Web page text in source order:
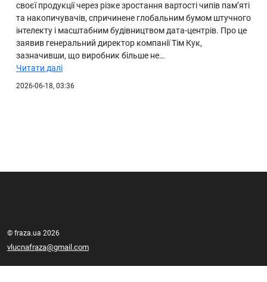
своєї продукції через різке зростання вартості чипів пам’яті
та накопичувачів, спричинене глобальним бумом штучного
інтелекту і масштабним будівництвом дата-центрів. Про це
заявив генеральний директор компанії Тім Кук,
зазначивши, що виробник більше не…
Читати далі
2026-06-18, 03:36
© fraza.ua 2026
vlucnafraza@gmail.com